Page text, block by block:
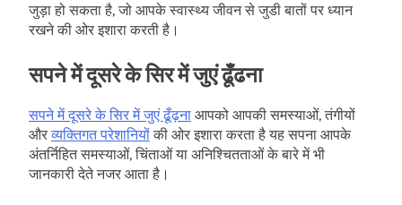
जुड़ा हो सकता है, जो आपके स्वास्थ्य जीवन से जुडी बातों पर ध्यान
रखने की ओर इशारा करती है।
सपने में दूसरे के सिर में जुएं ढूँढना
सपने में दूसरे के सिर में जुएं ढूँढ़ना आपको आपकी समस्याओं, तंगीयों
औरव्यक्तिगत परेशानियोंकी ओर इशारा करता है यह सपना आपके
अंतर्निहित समस्याओं, चिंताओं या अनिश्चितताओं के बारे में भी
जानकारी देते नजर आता है।